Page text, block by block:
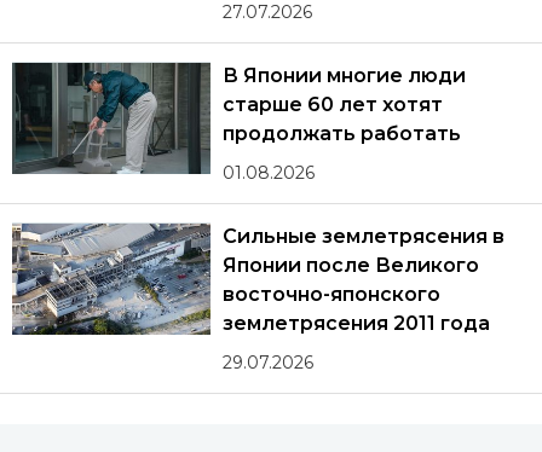
27.07.2026
В Японии многие люди
старше 60 лет хотят
продолжать работать
01.08.2026
Сильные землетрясения в
Японии после Великого
восточно-японского
землетрясения 2011 года
29.07.2026